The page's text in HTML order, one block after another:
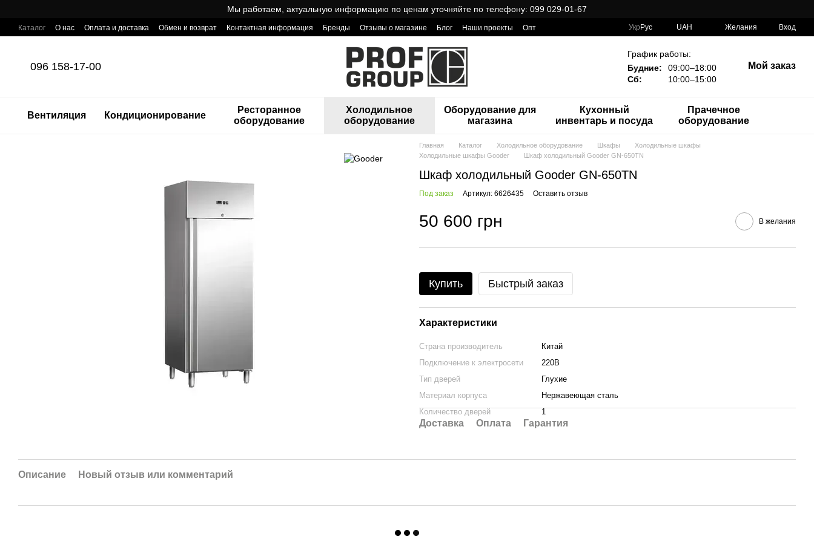
Мы работаем, актуальную информацию по ценам уточняйте по телефону: 099 029-01-67
Каталог О нас Оплата и доставка Обмен и возврат Контактная информация Бренды Отзывы о магазине Блог Наши проекты
Опт
Укр Рус UAH Желания Вход
096 158-17-00
График работы:
Будние:
09:00–18:00
Сб:
10:00–15:00
Мой заказ
Вентиляция Кондиционирование
Ресторанное
оборудование
Холодильное
оборудование
Оборудование для
магазина
Кухонный
инвентарь и посуда
Прачечное
оборудование
Главная Каталог Холодильное оборудование Шкафы
Холодильные шкафы
Холодильные шкафы Gooder
Шкаф холодильный Gooder GN-650TN
Шкаф холодильный Gooder GN-650TN
Под заказ Артикул: 6626435 Оставить отзыв
50 600 грн В желания
Купить Быстрый заказ
Характеристики
Страна производитель
Китай
Подключение к электросети
220В
Тип дверей
Глухие
Материал корпуса
Нержавеющая сталь
Количество дверей
1
Доставка Оплата Гарантия
Описание Новый отзыв или комментарий